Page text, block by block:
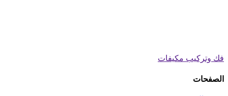
فك وتركيب مكيفات
الصفحات